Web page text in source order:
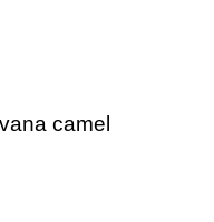
camel